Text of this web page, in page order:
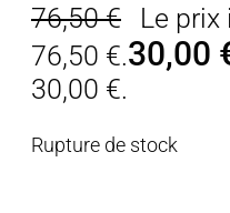
76,50€
Le prix
76,50 €.30,00
30,00 €.
Rupture de stock